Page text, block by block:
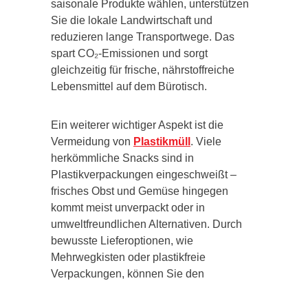
saisonale Produkte wählen, unterstützen
Sie die lokale Landwirtschaft und
reduzieren lange Transportwege. Das
spart CO₂-Emissionen und sorgt
gleichzeitig für frische, nährstoffreiche
Lebensmittel auf dem Bürotisch.
Ein weiterer wichtiger Aspekt ist die
Vermeidung von Plastikmüll . Viele
herkömmliche Snacks sind in
Plastikverpackungen eingeschweißt –
frisches Obst und Gemüse hingegen
kommt meist unverpackt oder in
umweltfreundlichen Alternativen. Durch
bewusste Lieferoptionen, wie
Mehrwegkisten oder plastikfreie
Verpackungen, können Sie den